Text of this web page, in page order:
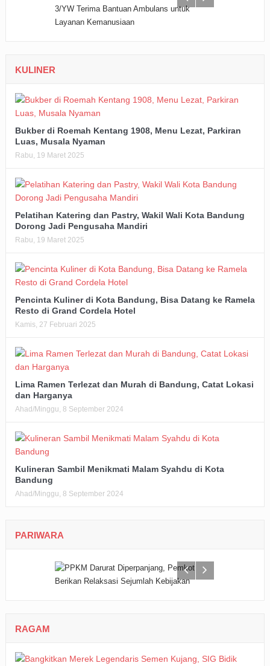
KULINER
Bukber di Roemah Kentang 1908, Menu Lezat, Parkiran
Luas, Musala Nyaman
Rabu, 19 Maret 2025
Pelatihan Katering dan Pastry, Wakil Wali Kota Bandung
Dorong Jadi Pengusaha Mandiri
Rabu, 19 Maret 2025
Pencinta Kuliner di Kota Bandung, Bisa Datang ke Ramela
Resto di Grand Cordela Hotel
Kamis, 27 Februari 2025
Lima Ramen Terlezat dan Murah di Bandung, Catat Lokasi
dan Harganya
Ahad/Minggu, 8 September 2024
Kulineran Sambil Menikmati Malam Syahdu di Kota
Bandung
Ahad/Minggu, 8 September 2024
PARIWARA
RAGAM